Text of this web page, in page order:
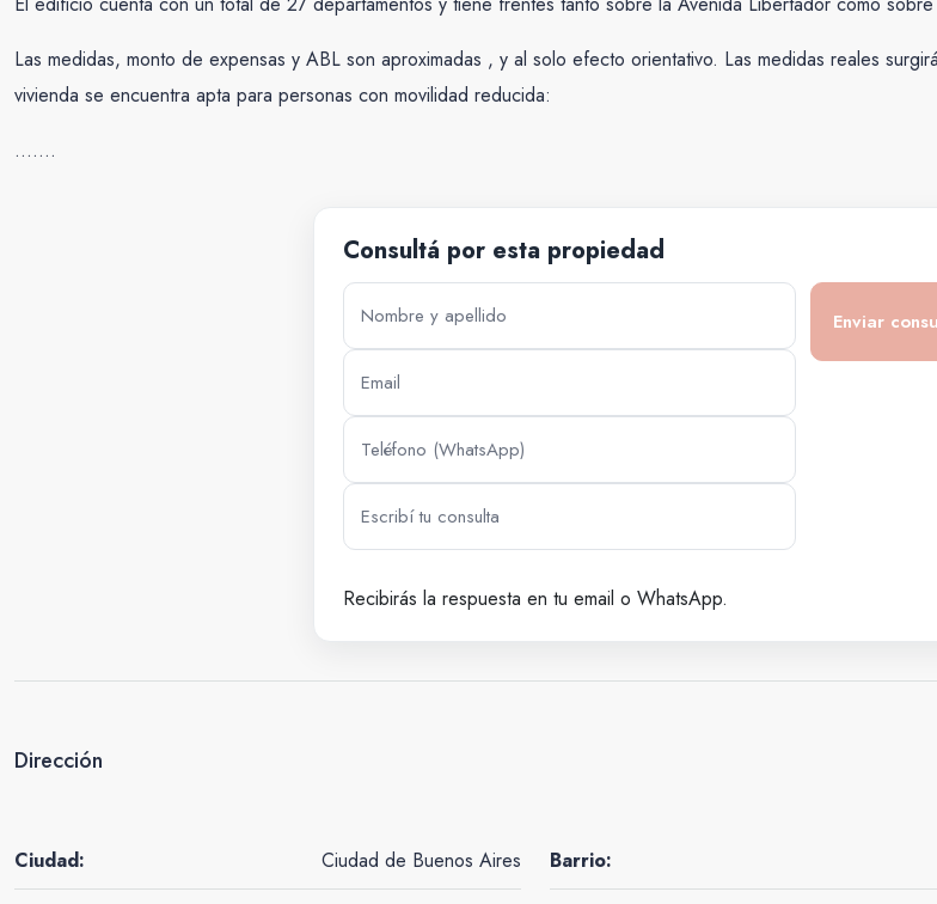
Las medidas, monto de expensas y ABL son aproximadas , y al solo efecto orientativo. Las medidas reales
vivienda se encuentra apta para personas con movilidad reducida:
…….
Consultá por esta propiedad
Recibirás la respuesta en tu email o WhatsApp.
Dirección
Ciudad: Ciudad de Buenos Aires Barrio: